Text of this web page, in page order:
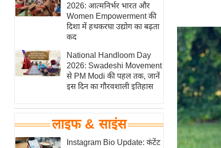
हॉलीवुड
फिल्म समीक्षा
Breaking
News
लाइफस्टाइल
टेक्नॉलॉजी
घरेलू नुस्खे
पर्यटन स्थल
फिटनेस मंत्रा
2026: आत्मनिर्भर भारत और
Women Empowerment की
दिशा में हथकरघा उद्योग का बढ़ता
कद
National Handloom Day
2026: Swadeshi Movement
से PM Modi की पहल तक, जानें
इस दिन का गौरवशाली इतिहास
लाइफ & साइंस
Instagram Bio Update: कंटेंट